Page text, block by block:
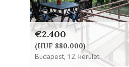
€2.400
(HUF 880.000)
Budapest, 12. kerület